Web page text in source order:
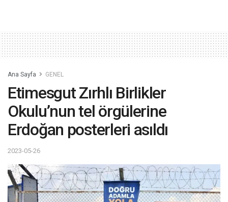
Ana Sayfa GENEL
Etimesgut Zırhlı Birlikler
Okulu’nun tel örgülerine
Erdoğan posterleri asıldı
2023-05-26